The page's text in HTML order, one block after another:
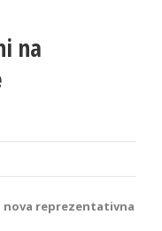
na
nova reprezentativna